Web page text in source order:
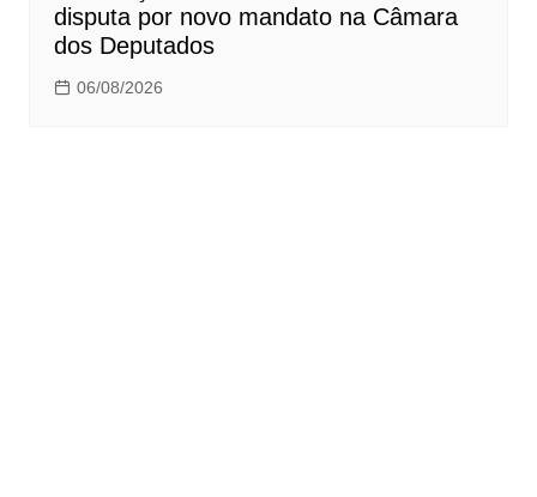
disputa por novo mandato na Câmara
dos Deputados
06/08/2026